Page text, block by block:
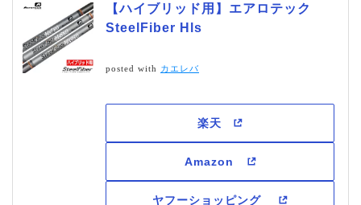
【ハイブリッド用】エアロテック
SteelFiber Hls
posted with カエレバ